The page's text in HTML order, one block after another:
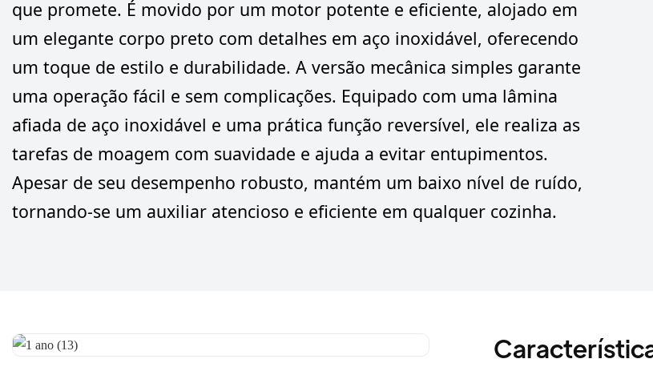
que promete. É movido por um motor potente e eficiente, alojado em
um elegante corpo preto com detalhes em aço inoxidável, oferecendo
um toque de estilo e durabilidade. A versão mecânica simples garante
uma operação fácil e sem complicações. Equipado com uma lâmina
afiada de aço inoxidável e uma prática função reversível, ele realiza as
tarefas de moagem com suavidade e ajuda a evitar entupimentos.
Apesar de seu desempenho robusto, mantém um baixo nível de ruído,
tornando-se um auxiliar atencioso e eficiente em qualquer cozinha.